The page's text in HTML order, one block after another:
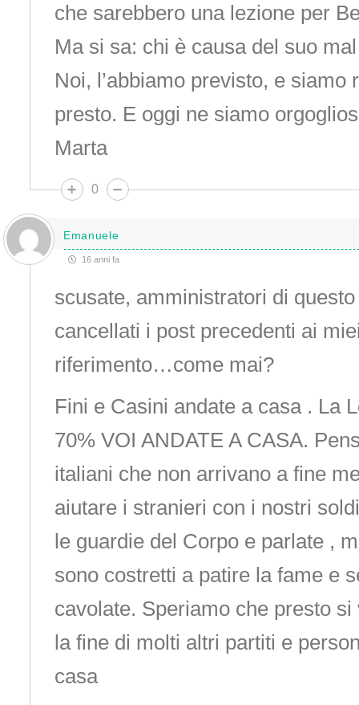
che sarebbero una lezione per
Ma si sa: chi è causa del suo
Noi, l’abbiamo previsto, e siamo
presto. E oggi ne siamo
Marta
0
Emanuele
16 anni fa
scusate, amministratori di
cancellati i post precedenti ai
riferimento…come mai?
Fini e Casini andate a casa . La
70% VOI ANDATE A CASA.
italiani che non arrivano a fine
aiutare i stranieri con i nostri
le guardie del Corpo e parlate ,
sono costretti a patire la fame e
cavolate. Speriamo che presto
la fine di molti altri partiti e
casa